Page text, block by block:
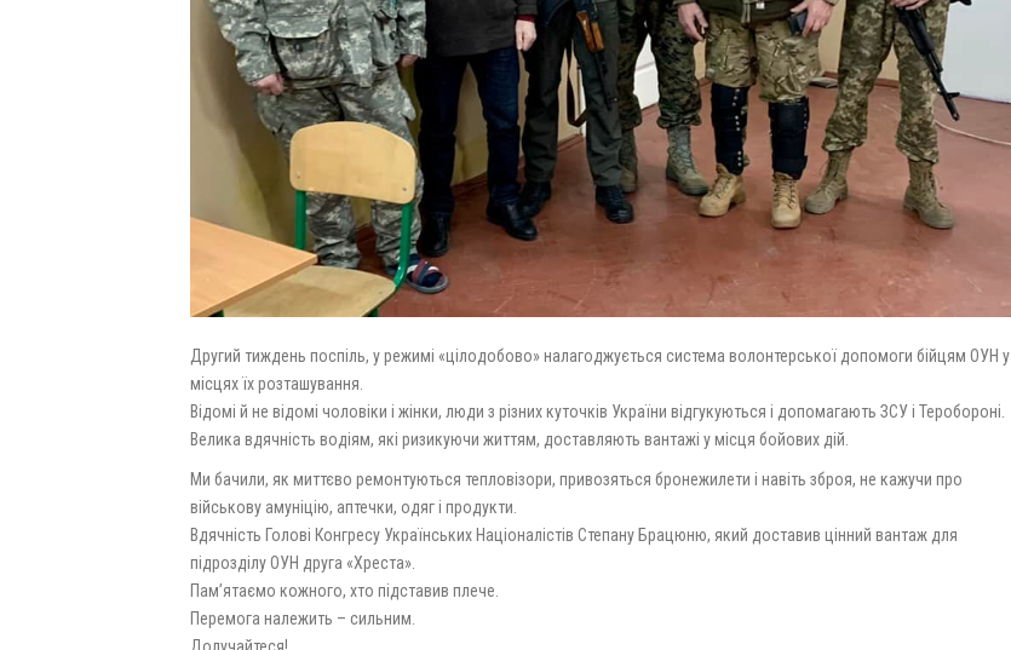
Другий тиждень поспіль, у режимі «цілодобово» налагоджується система волонтерської допомоги бійцям ОУН у
місцях їх розташування.
Відомі й не відомі чоловіки і жінки, люди з різних куточків України відгукуються і допомагають ЗСУ і Теробороні.
Велика вдячність водіям, які ризикуючи життям, доставляють вантажі у місця бойових дій.
Ми бачили, як миттєво ремонтуються тепловізори, привозяться бронежилети і навіть зброя, не кажучи про
військову амуніцію, аптечки, одяг і продукти.
Вдячність Голові Конгресу Українських Націоналістів Степану Брацюню, який доставив цінний вантаж для
підрозділу ОУН друга «Хреста».
Пам’ятаємо кожного, хто підставив плече.
Перемога належить – сильним.